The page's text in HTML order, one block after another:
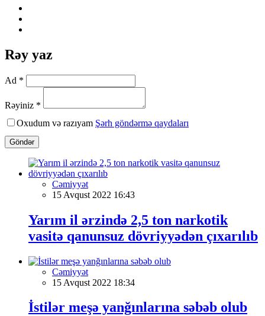
Rəy yaz
Ad *
Rəyiniz *
Oxudum və razıyam Şərh göndərmə qaydaları
Göndər
Cəmiyyət
15 Avqust 2022 16:43
Yarım il ərzində 2,5 ton narkotik
vasitə qanunsuz dövriyyədən çıxarılıb
Cəmiyyət
15 Avqust 2022 18:34
İstilər meşə yanğınlarına səbəb olub